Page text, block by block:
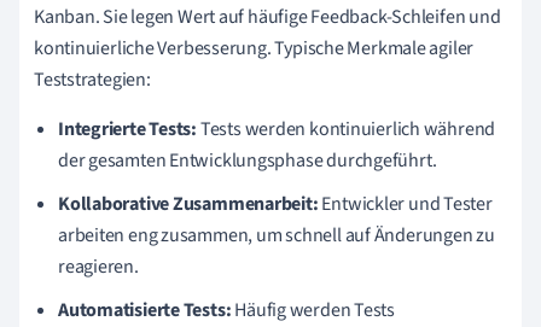
Kanban. Sie legen Wert auf häufige Feedback-Schleifen und
kontinuierliche Verbesserung. Typische Merkmale agiler
Teststrategien:
Integrierte Tests:Tests werden kontinuierlich während
der gesamten Entwicklungsphase durchgeführt.
Kollaborative Zusammenarbeit:Entwickler und Tester
arbeiten eng zusammen, um schnell auf Änderungen zu
reagieren.
Automatisierte Tests:Häufig werden Tests